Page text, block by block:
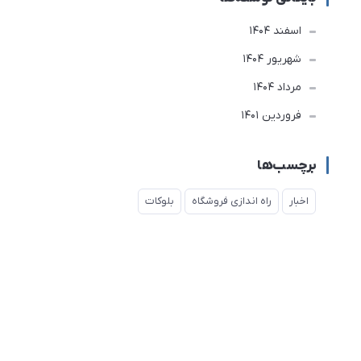
اسفند 1404
شهریور 1404
مرداد 1404
فروردین 1401
برچسب‌ها
اخبار راه اندازی فروشگاه بلوکات